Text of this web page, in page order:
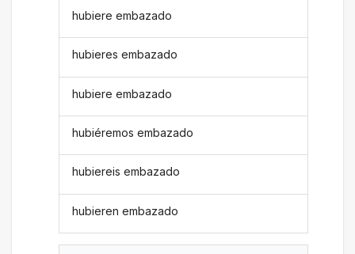
hubiere embazado
hubieres embazado
hubiere embazado
hubiéremos embazado
hubiereis embazado
hubieren embazado